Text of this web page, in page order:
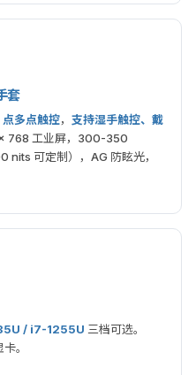
套
点多点触控， 支持湿手触控、戴
768 工业屏，300-350
可定制），AG 防眩光，
/ i7-1255U 三档可选。
。